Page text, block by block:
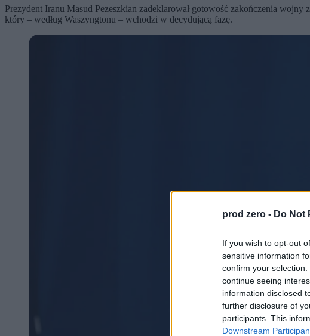
prod zero - Do Not
If you wish to opt-out
sensitive information
confirm your
continue seeing
information disclosed
further disclosure of
participants. This
Downstream
Prezydent Iranu Masud Pezeszkian zadeklarował gotowość zakończenia
który – według Waszyngtonu – wchodzi w decydującą fazę.